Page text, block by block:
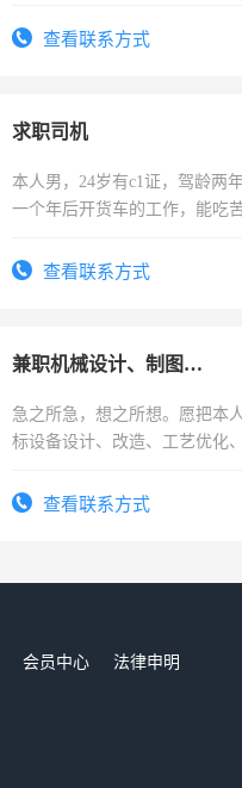
电话查看联系方式
求职司机
本人男，24岁有c1证，驾龄两
一个年后开货车的工作，能吃
查看联系方式
兼职机械设计、制图、设备改造
急之所急，想之所想。愿把本
标设备设计、改造、工艺优化
结识有识之士，共享未来。
查看联系方式
会员中心
法律申明